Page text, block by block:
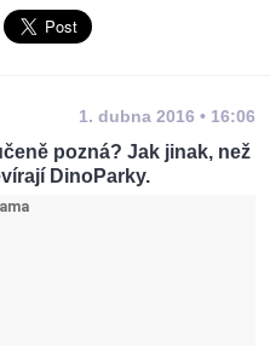
1. dubna 2016 • 16:06
pozná? Jak jinak, než
DinoParky.